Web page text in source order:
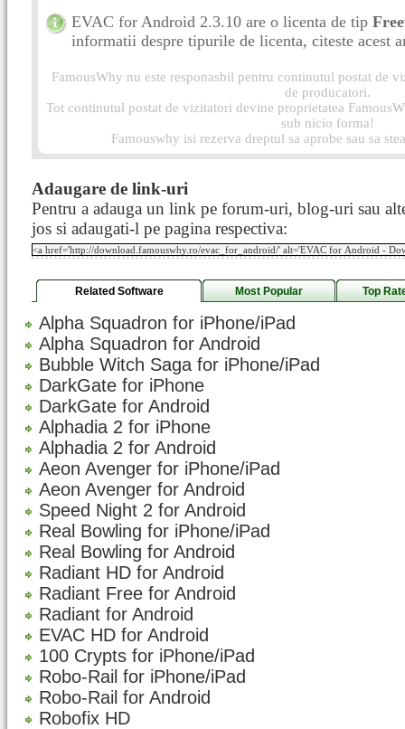
EVAC for Android 2.3.10 are o licenta de tip
informatii despre tipurile de licenta, citeste acest
FamousWhy nu este responasbil pentru continutul postat de
de producatori.
Tot continutul postat de vizitatori devine proprietatea
sub nicio forma!
Famouswhy isi rezerva dreptul sa aprobe sau sa
Adaugare de link-uri
Pentru a adauga un link pe forum-uri, blog-uri sau
jos si adaugati-l pe pagina respectiva:
Related Software Most Popular Top
Alpha Squadron for iPhone/iPad
Alpha Squadron for Android
Bubble Witch Saga for iPhone/iPad
DarkGate for iPhone
DarkGate for Android
Alphadia 2 for iPhone
Alphadia 2 for Android
Aeon Avenger for iPhone/iPad
Aeon Avenger for Android
Speed Night 2 for Android
Real Bowling for iPhone/iPad
Real Bowling for Android
Radiant HD for Android
Radiant Free for Android
Radiant for Android
EVAC HD for Android
100 Crypts for iPhone/iPad
Robo-Rail for iPhone/iPad
Robo-Rail for Android
Robofix HD